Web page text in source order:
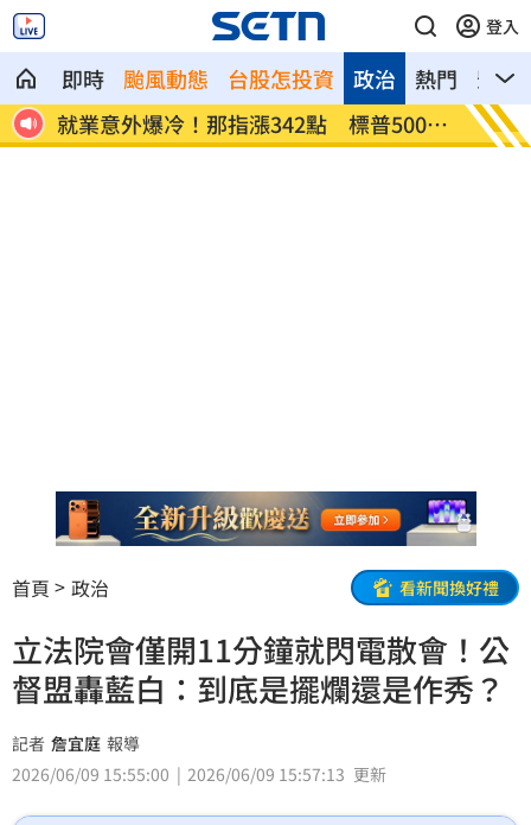
登入
即時 颱風動態 台股怎投資 熱門 影音
政治
炸
就業意外爆冷！那指漲342點 標普500新
高
美通
關稅
首頁 政治 看新聞換好禮
立法院會僅開11分鐘就閃電散會！公
督盟轟藍白：到底是擺爛還是作秀？
記者 詹宜庭 報導
2026/06/09 15:55:00
2026/06/09 15:57:13 更新